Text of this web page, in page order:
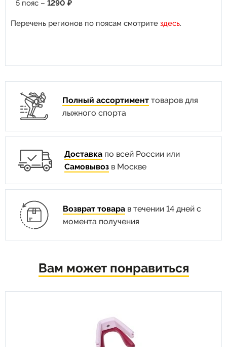
5 пояс – 1290 ₽
Перечень регионов по поясам смотрите здесь.
Полный ассортимент товаров для
лыжного спорта
Доставка по всей России или
Самовывоз в Москве
Возврат товарав течении 14 дней с
момента получения
Вам может понравиться